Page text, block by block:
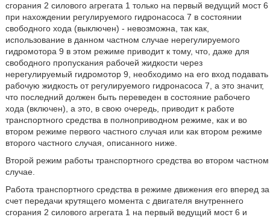
сгорания 2 силового агрегата 1 только на первый ведущий мост 6
при нахождении регулируемого гидронасоса 7 в состоянии
свободного хода (выключен) - невозможна, так как,
использование в данном частном случае нерегулируемого
гидромотора 9 в этом режиме приводит к тому, что, даже для
свободного пропускания рабочей жидкости через
нерегулируемый гидромотор 9, необходимо на его вход подавать
рабочую жидкость от регулируемого гидронасоса 7, а это значит,
что последний должен быть переведен в состояние рабочего
хода (включен), а это, в свою очередь, приводит к работе
транспортного средства в полноприводном режиме, как и во
втором режиме первого частного случая или как втором режиме
второго частного случая, описанного ниже.
Второй режим работы транспортного средства во втором частном
случае.
Работа транспортного средства в режиме движения его вперед за
счет передачи крутящего момента с двигателя внутреннего
сгорания 2 силового агрегата 1 на первый ведущий мост 6 и